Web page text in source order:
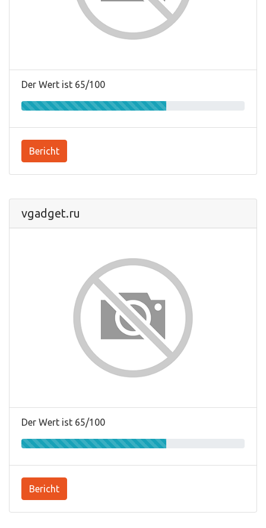
Der Wert ist 65/100
Bericht
vgadget.ru
Der Wert ist 65/100
Bericht